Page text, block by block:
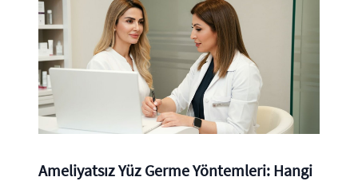
Ameliyatsız Yüz Germe Yöntemleri: Hangi